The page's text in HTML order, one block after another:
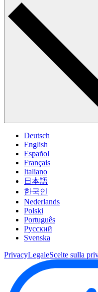
Deutsch
English
Español
Français
Italiano
日本語
한국인
Nederlands
Polski
Português
Pусский
Svenska
PrivacyLegaleScelte sulla